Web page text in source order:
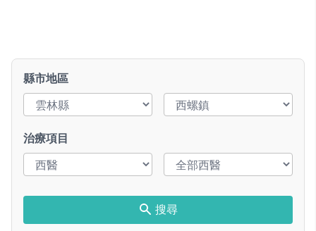
縣市地區
治療項目
搜尋